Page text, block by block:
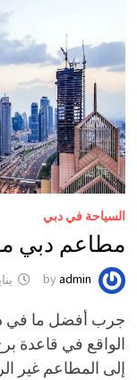
السياحة في دبي
مطاعم دبي
byadmin يناير
جرب أفضل ما في
الواقع في قاعدة
إلى المطاعم غير